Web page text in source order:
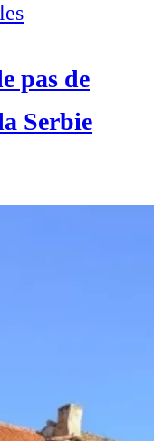
pas de
Serbie